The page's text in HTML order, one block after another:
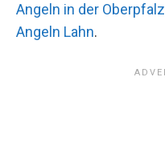
Angeln in der Oberpfalz
Angeln Lahn.